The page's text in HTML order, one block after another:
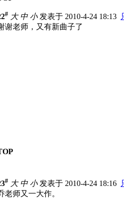
# 大 中 小发表于 2010-4-24 18:13
谢老师，又有新曲子了
# 大 中 小发表于 2010-4-24 18:16
老师又一大作。